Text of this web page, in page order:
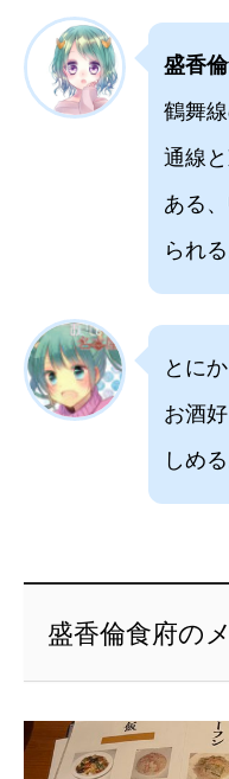
盛香
鶴舞
通線
ある、
られ
とに
お酒
しめ
盛香倫食府の